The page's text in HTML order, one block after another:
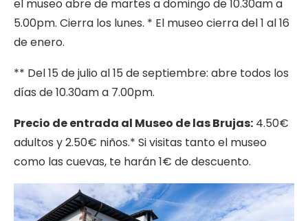
el museo abre de martes a domingo de 10.30am a
5.00pm. Cierra los lunes. * El museo cierra del 1 al 16
de enero.
** Del 15 de julio al 15 de septiembre: abre todos los
días de 10.30am a 7.00pm.
Precio de entrada al Museo de las Brujas: 4.50€
adultos y 2.50€ niños.* Si visitas tanto el museo
como las cuevas, te harán 1€ de descuento.